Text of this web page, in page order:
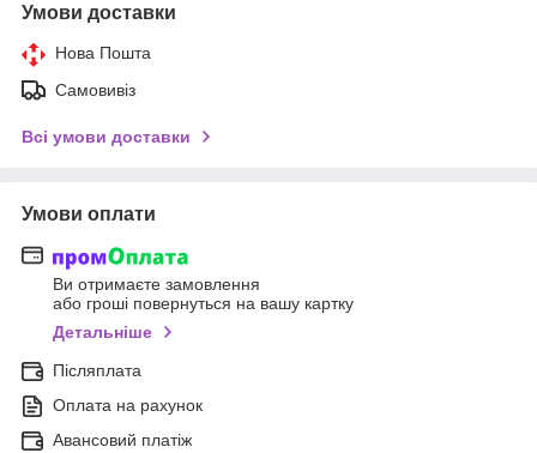
Умови доставки
Нова Пошта
Самовивіз
Всі умови доставки
Умови оплати
Ви отримаєте замовлення
або гроші повернуться на вашу картку
Детальніше
Післяплата
Оплата на рахунок
Авансовий платіж